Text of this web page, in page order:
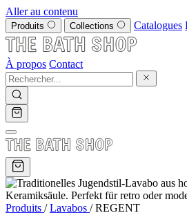
Aller au contenu
Produits Collections Catalogues
À propos Contact
Produits / Lavabos / REGENT